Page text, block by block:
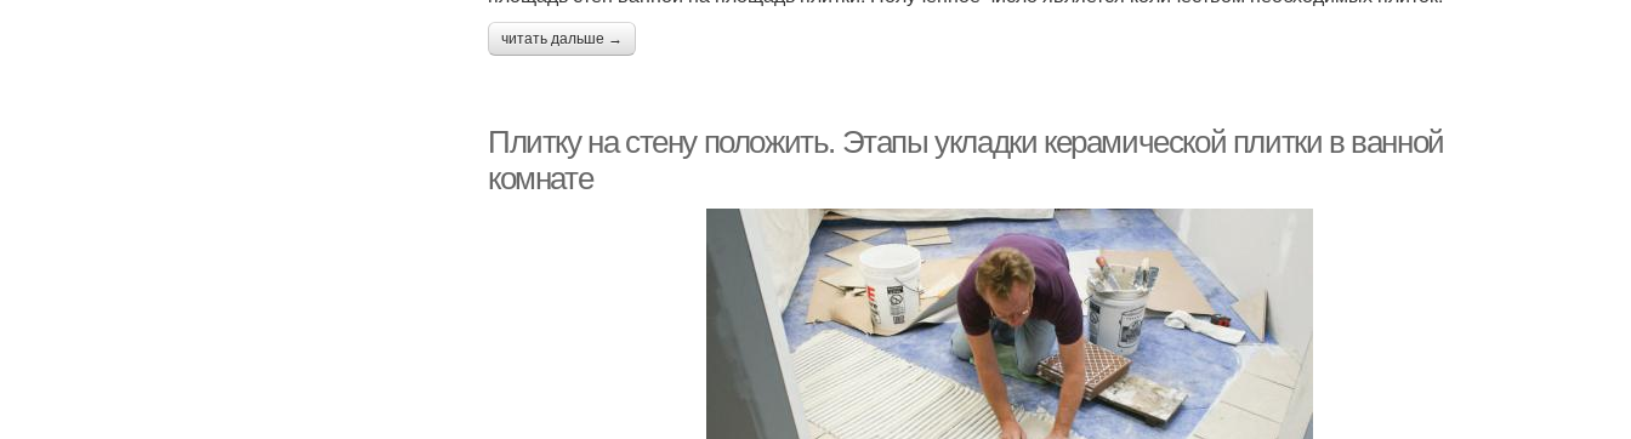
читать дальше →
Плитку на стену положить. Этапы укладки керамической плитки в ванной
комнате